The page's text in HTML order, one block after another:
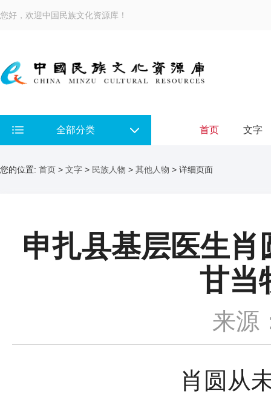
您好，欢迎中国民族文化资源库！
全部分类 首页 文字
您的位置: 首页 > 文字 > 民族人物 > 其他人物 > 详细页面
申扎县基层医生
甘当
来源
肖圆从未